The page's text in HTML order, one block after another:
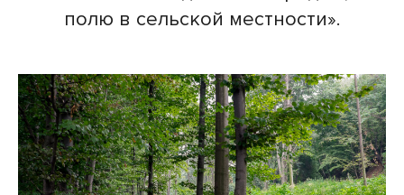
полю в сельской местности».